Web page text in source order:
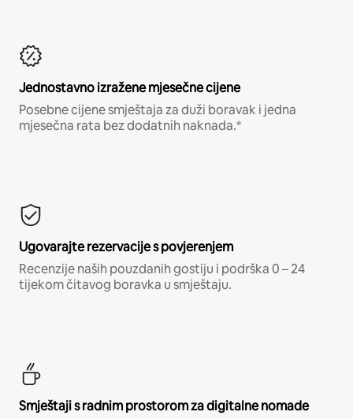
Jednostavno izražene mjesečne cijene
Posebne cijene smještaja za duži boravak i jedna
mjesečna rata bez dodatnih naknada.*
Ugovarajte rezervacije s povjerenjem
Recenzije naših pouzdanih gostiju i podrška 0 – 24
tijekom čitavog boravka u smještaju.
Smještaji s radnim prostorom za digitalne nomade